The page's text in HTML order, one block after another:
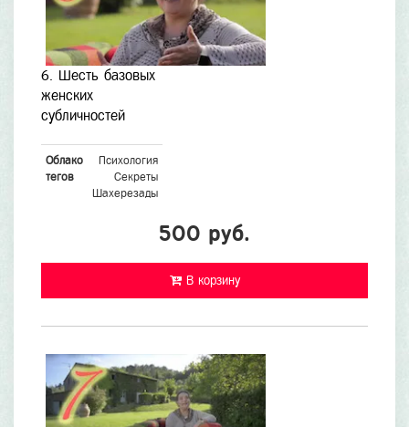
6. Шесть базовых
женских
субличностей
Облако
тегов
Психология
Секреты
Шахерезады
500 руб.
В корзину